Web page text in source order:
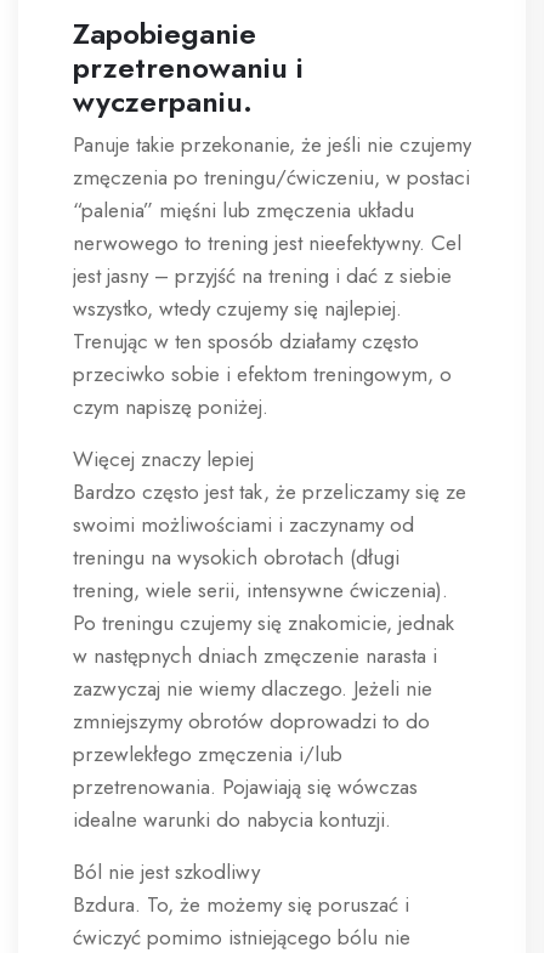
Zapobieganie
przetrenowaniu i
wyczerpaniu.
Panuje takie przekonanie, że jeśli nie czujemy
zmęczenia po treningu/ćwiczeniu, w postaci
“palenia” mięśni lub zmęczenia układu
nerwowego to trening jest nieefektywny. Cel
jest jasny – przyjść na trening i dać z siebie
wszystko, wtedy czujemy się najlepiej.
Trenując w ten sposób działamy często
przeciwko sobie i efektom treningowym, o
czym napiszę poniżej.
Więcej znaczy lepiej
Bardzo często jest tak, że przeliczamy się ze
swoimi możliwościami i zaczynamy od
treningu na wysokich obrotach (długi
trening, wiele serii, intensywne ćwiczenia).
Po treningu czujemy się znakomicie, jednak
w następnych dniach zmęczenie narasta i
zazwyczaj nie wiemy dlaczego. Jeżeli nie
zmniejszymy obrotów doprowadzi to do
przewlekłego zmęczenia i/lub
przetrenowania. Pojawiają się wówczas
idealne warunki do nabycia kontuzji.
Ból nie jest szkodliwy
Bzdura. To, że możemy się poruszać i
ćwiczyć pomimo istniejącego bólu nie